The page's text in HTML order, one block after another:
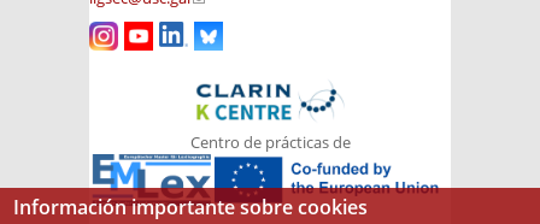
Centro de prácticas de
Información importante sobre cookies